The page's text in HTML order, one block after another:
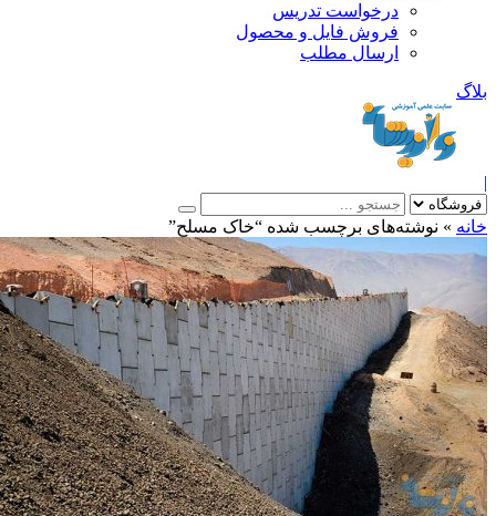
درخواست تدریس
فروش فایل و محصول
ارسال مطلب
»نوشته‌های برچسب شده “خاک مسلح”